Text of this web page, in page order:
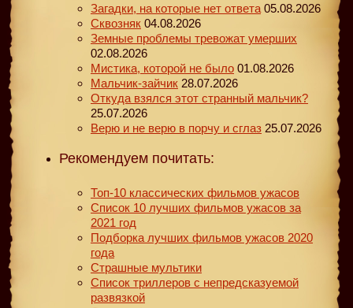
Загадки, на которые нет ответа 05.08.2026
Сквозняк 04.08.2026
Земные проблемы тревожат умерших
02.08.2026
Мистика, которой не было 01.08.2026
Мальчик-зайчик 28.07.2026
Откуда взялся этот странный мальчик?
25.07.2026
Верю и не верю в порчу и сглаз 25.07.2026
Рекомендуем почитать:
Топ-10 классических фильмов ужасов
Список 10 лучших фильмов ужасов за
2021 год
Подборка лучших фильмов ужасов 2020
года
Страшные мультики
Список триллеров с непредсказуемой
развязкой